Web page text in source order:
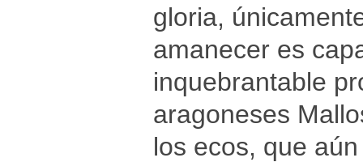
gloria,
amanecer es
inquebrantable
aragoneses
los ecos, que